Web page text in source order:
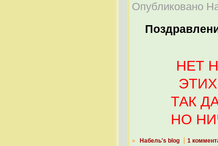
Опубликовано
НЕТ
ЭТИХ
ТАК
НО
» Набель's blog 1